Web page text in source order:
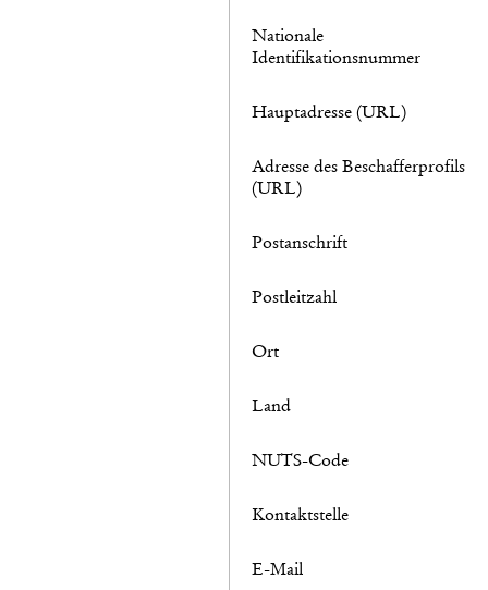
Nationale
Identifikationsnummer
Hauptadresse (URL)
Adresse des Beschafferprofils
(URL)
Postanschrift
Postleitzahl
Ort
Land
NUTS-Code
Kontaktstelle
E-Mail